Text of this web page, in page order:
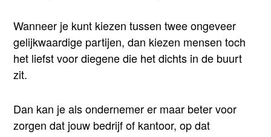
Wanneer je kunt kiezen tussen twee ongeveer
gelijkwaardige partijen, dan kiezen mensen toch
het liefst voor diegene die het dichts in de buurt
zit.
Dan kan je als ondernemer er maar beter voor
zorgen dat jouw bedrijf of kantoor, op dat